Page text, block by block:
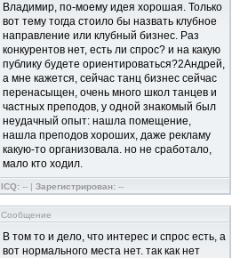
Владимир, по-моему идея хорошая. Только
вот тему тогда стоило бы назвать клубное
направление или клубный бизнес. Раз
конкурентов нет, есть ли спрос? и на какую
публику будете ориентироваться?2Андрей,
а мне кажется, сейчас танц бизнес сейчас
перенасыщен, очень много школ танцев и
частных преподов, у одной знакомый был
неудачный опыт: нашла помещение,
нашла преподов хороших, даже рекламу
какую-то организовала. но не сработало,
мало кто ходил.
ICQ: -- | Зарегистрирован: --
Сообщение
В том то и дело, что интерес и спрос есть, а
вот нормального места нет. так как нет